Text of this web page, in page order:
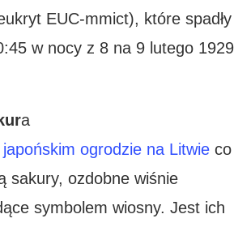
EUC-mmict), które spadły
w nocy z 8 na 9 lutego 1929
a
japońskim ogrodzie na Litwie co
sakury, ozdobne wiśnie
symbolem wiosny. Jest ich